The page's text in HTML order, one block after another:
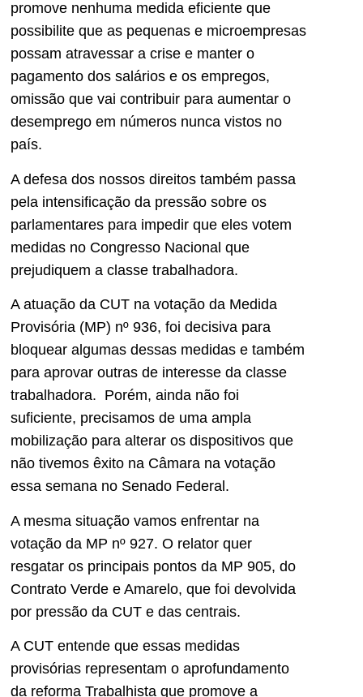
promove nenhuma medida eficiente que
possibilite que as pequenas e microempresas
possam atravessar a crise e manter o
pagamento dos salários e os empregos,
omissão que vai contribuir para aumentar o
desemprego em números nunca vistos no
país.
A defesa dos nossos direitos também passa
pela intensificação da pressão sobre os
parlamentares para impedir que eles votem
medidas no Congresso Nacional que
prejudiquem a classe trabalhadora.
A atuação da CUT na votação da Medida
Provisória (MP) nº 936, foi decisiva para
bloquear algumas dessas medidas e também
para aprovar outras de interesse da classe
trabalhadora. Porém, ainda não foi
suficiente, precisamos de uma ampla
mobilização para alterar os dispositivos que
não tivemos êxito na Câmara na votação
essa semana no Senado Federal.
A mesma situação vamos enfrentar na
votação da MP nº 927. O relator quer
resgatar os principais pontos da MP 905, do
Contrato Verde e Amarelo, que foi devolvida
por pressão da CUT e das centrais.
A CUT entende que essas medidas
provisórias representam o aprofundamento
da reforma Trabalhista que promove a